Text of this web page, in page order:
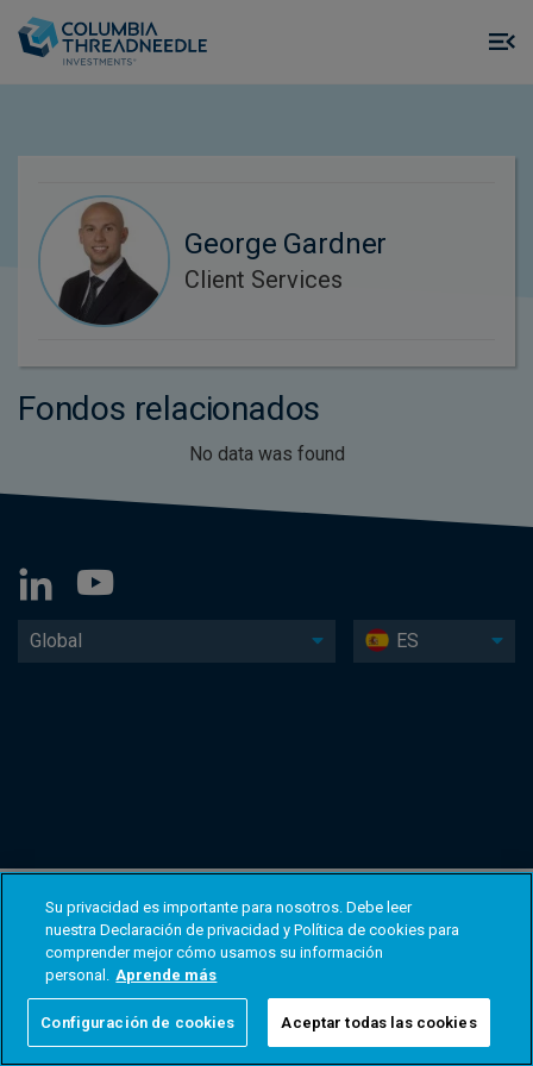
George Gardner
Client Services
Fondos relacionados
No data was found
Global ES
Su privacidad es importante para nosotros. Debe leer
nuestra Declaración de privacidad y Política de cookies para
comprender mejor cómo usamos su información
personal. Aprende más
Configuración de cookies Aceptar todas las cookies